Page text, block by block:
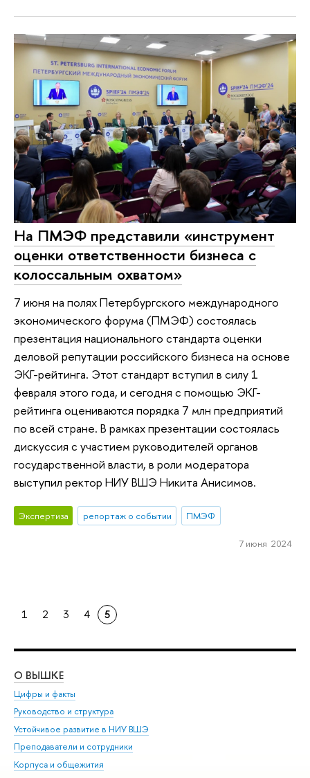
На ПМЭФ представили «инструмент
оценки ответственности бизнеса с
колоссальным охватом»
7 июня на полях Петербургского международного
экономического форума (ПМЭФ) состоялась
презентация национального стандарта оценки
деловой репутации российского бизнеса на основе
ЭКГ-рейтинга. Этот стандарт вступил в силу 1
февраля этого года, и сегодня с помощью ЭКГ-
рейтинга оцениваются порядка 7 млн предприятий
по всей стране. В рамках презентации состоялась
дискуссия с участием руководителей органов
государственной власти, в роли модератора
выступил ректор НИУ ВШЭ Никита Анисимов.
Экспертиза репортаж о событии ПМЭФ
7 июня 2024
1 2 3 4 5
О ВЫШКЕ
Цифры и факты
Руководство и структура
Устойчивое развитие в НИУ ВШЭ
Преподаватели и сотрудники
Корпуса и общежития